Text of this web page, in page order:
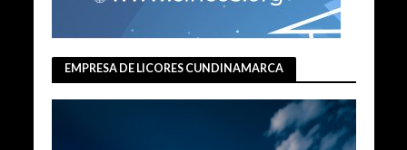
EMPRESA DE LICORES CUNDINAMARCA